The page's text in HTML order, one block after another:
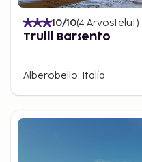
10/10(4 Arvostelut)
Trulli Barsento
Alberobello, Italia